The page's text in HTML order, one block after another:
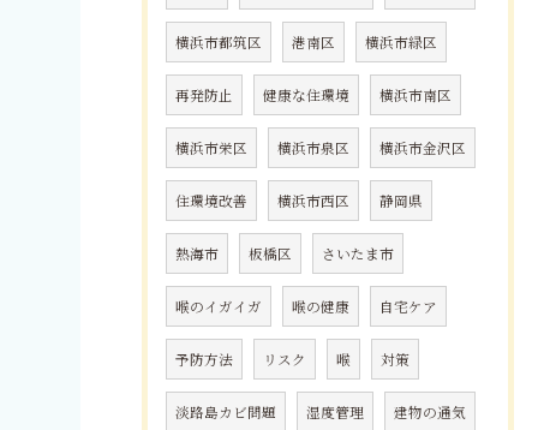
横浜市都筑区 港南区 横浜市緑区
再発防止 健康な住環境 横浜市南区
横浜市栄区 横浜市泉区 横浜市金沢区
住環境改善 横浜市西区 静岡県
熱海市 板橋区 さいたま市
喉のイガイガ 喉の健康 自宅ケア
予防方法 リスク 喉 対策
淡路島カビ問題 湿度管理 建物の通気